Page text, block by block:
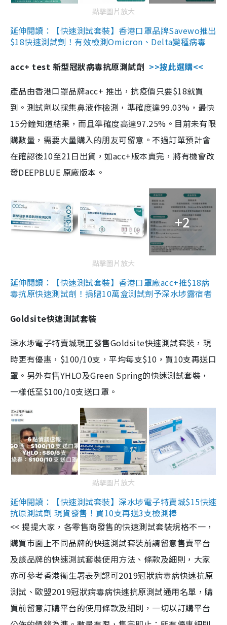
點擊圖片放大
延伸閱讀：【快速測試套裝】香港口罩品牌Savewo推出
$18快速測試劑！有效檢測Omicron、Delta變種病毒
acc+ test 新型冠狀病毒抗原測試劑 >>按此選購<<
產品由香港口罩品牌acc+ 推出，抗疫價只要$18就買
到。測試劑以採集鼻液作檢測，準確度達99.03%，最快
15分鐘知道結果，而且準確度高達97.25%。目前未有限
購數量，需要大量購入的朋友可留意。不過訂單預計會
在確認後10至21日出貨，如acc+版本賣完，將有機會改
發DEEPBLUE 原廠版本。
+2
點擊圖片放大
延伸閱讀：【快速測試套裝】香港口罩廠acc+推$18病
毒抗原快速測試劑！捐贈10萬盒測試劑予深水埗露宿者
Goldsite快速測試套裝
深水埗電子特賣城現正發售Goldsite快速測試套裝，現
時更有優惠，$100/10支，平均每支$10，買10支再送口
罩。另外有售YHLO及Green Spring的快速測試套裝，
一樣低至$100/10支送口罩。
點擊圖片放大
延伸閱讀：【快速測試套裝】深水埗電子特賣城$15快速
抗原測試劑 現貨發售！買10支再送3支檢測棒
<< 提提大家，各零售商發售的快速測試套裝規格不一，
購買市面上不同品牌的快速測試套裝前請留意售賣平台
及該品牌的快速測試套裝使用方法、條款及細則，大家
亦可參考香港衞生署表列認可2019冠狀病毒病快速抗原
測試、歐盟2019冠狀病毒病快速抗原測試通用名單，購
買前留意訂購平台的使用條款及細則，一切以訂購平台